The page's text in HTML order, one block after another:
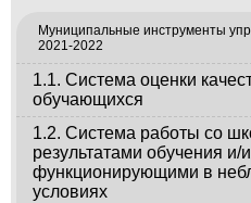
Муниципальные инструменты
2021-2022
1.1. Система оценки
обучающихся
1.2. Система работы со
результатами обучения
функционирующими в
условиях